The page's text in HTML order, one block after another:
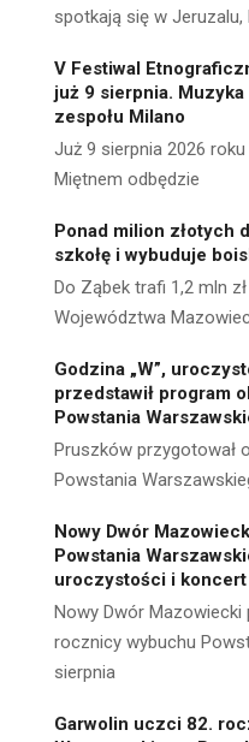
spotkają się w Jeruzalu,
V Festiwal
już 9 sierpnia.
zespołu Milano
Już 9 sierpnia 2026
Miętnem odbędzie
Ponad milion złotych
szkołę i wybuduje
Do Ząbek trafi 1,2 mln
Województwa
Godzina „W”,
przedstawił program
Powstania
Pruszków przygotował
Powstania
Nowy Dwór
Powstania
uroczystości i koncert
Nowy Dwór Mazowiecki
rocznicy wybuchu
sierpnia
Garwolin uczci 82.